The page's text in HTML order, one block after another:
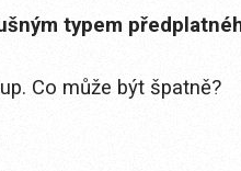
typem
Co může být špatně?